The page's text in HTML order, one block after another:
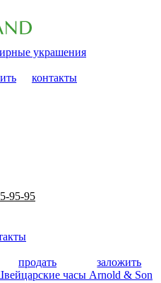
украшения
контакты
95-95
продать
заложить
часы Arnold & Son